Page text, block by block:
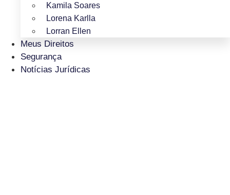
Kamila Soares
Lorena Karlla
Lorran Ellen
Meus Direitos
Segurança
Notícias Jurídicas